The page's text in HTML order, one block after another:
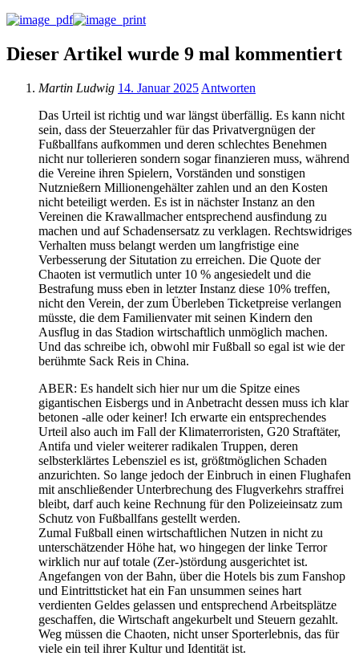
Dieser Artikel wurde 9 mal kommentiert
Martin Ludwig 14. Januar 2025 Antworten
Das Urteil ist richtig und war längst überfällig. Es kann nicht
sein, dass der Steuerzahler für das Privatvergnügen der
Fußballfans aufkommen und deren schlechtes Benehmen
nicht nur tollerieren sondern sogar finanzieren muss, während
die Vereine ihren Spielern, Vorständen und sonstigen
Nutznießern Millionengehälter zahlen und an den Kosten
nicht beteiligt werden. Es ist in nächster Instanz an den
Vereinen die Krawallmacher entsprechend ausfindung zu
machen und auf Schadensersatz zu verklagen. Rechtswidriges
Verhalten muss belangt werden um langfristige eine
Verbesserung der Situtation zu erreichen. Die Quote der
Chaoten ist vermutlich unter 10 % angesiedelt und die
Bestrafung muss eben in letzter Instanz diese 10% treffen,
nicht den Verein, der zum Überleben Ticketpreise verlangen
müsste, die dem Familienvater mit seinen Kindern den
Ausflug in das Stadion wirtschaftlich unmöglich machen.
Und das schreibe ich, obwohl mir Fußball so egal ist wie der
berühmte Sack Reis in China.
ABER: Es handelt sich hier nur um die Spitze eines
gigantischen Eisbergs und in Anbetracht dessen muss ich klar
betonen -alle oder keiner! Ich erwarte ein entsprechendes
Urteil also auch im Fall der Klimaterroristen, G20 Straftäter,
Antifa und vieler weiterer radikalen Truppen, deren
selbsterklärtes Lebensziel es ist, größtmöglichen Schaden
anzurichten. So lange jedoch der Einbruch in einen Flughafen
mit anschließender Unterbrechung des Flugverkehrs straffrei
bleibt, darf auch keine Rechnung für den Polizeieinsatz zum
Schutz von Fußballfans gestellt werden.
Zumal Fußball einen wirtschaftlichen Nutzen in nicht zu
unterschätzender Höhe hat, wo hingegen der linke Terror
wirklich nur auf totale (Zer-)stördung ausgerichtet ist.
Angefangen von der Bahn, über die Hotels bis zum Fanshop
und Eintrittsticket hat ein Fan unsummen seines hart
verdienten Geldes gelassen und entsprechend Arbeitsplätze
geschaffen, die Wirtschaft angekurbelt und Steuern gezahlt.
Weg müssen die Chaoten, nicht unser Sporterlebnis, das für
viele ein teil ihrer Kultur und Identität ist.